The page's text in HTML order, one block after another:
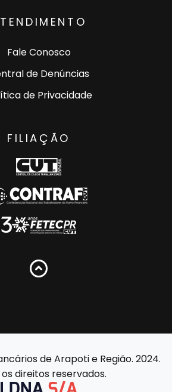
Fale Conosco
de Denúncias
de Privacidade
FILIAÇÃO
de Arapoti e Região. 2024.
direitos reservados.